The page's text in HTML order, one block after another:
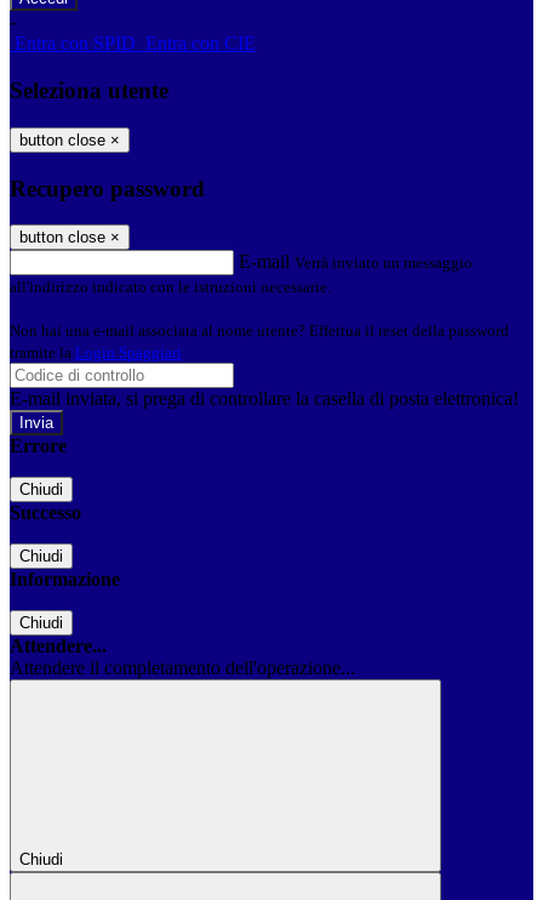
-
Entra con SPID Entra con CIE
Seleziona utente
button close ×
Recupero password
button close ×
E-mail Verrà inviato un messaggio
all'indirizzo indicato con le istruzioni necessarie.
Non hai una e-mail associata al nome utente? Effettua il reset della password
tramite la Login Spaggiari
E-mail inviata, si prega di controllare la casella di posta elettronica!
Errore
Chiudi
Successo
Chiudi
Informazione
Chiudi
Attendere...
Attendere il completamento dell'operazione...
Chiudi